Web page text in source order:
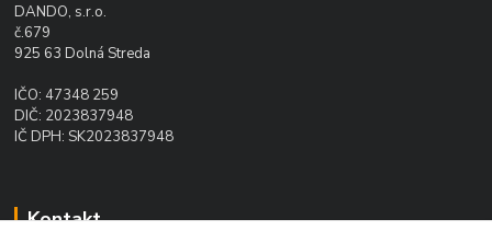
DANDO, s.r.o.
č.679
925 63 Dolná Streda
IČO: 47348 259
DIČ: 2023837948
IČ DPH: SK2023837948
Kontakt